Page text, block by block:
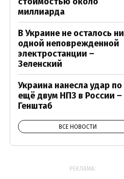
миллиарда
В Украине не осталось ни
одной неповрежденной
электростанции –
Зеленский
Украина нанесла удар по
ещё двум НПЗ в России –
Генштаб
ВСЕ НОВОСТИ
РЕКЛАМА: